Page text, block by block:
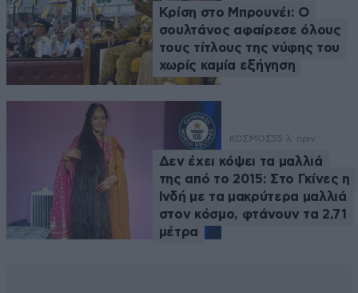
Κρίση στο Μπρουνέι: Ο
σουλτάνος αφαίρεσε όλους
τους τίτλους της νύφης του
χωρίς καμία εξήγηση
ΚΟΣΜΟΣ55 λ. πριν
Δεν έχει κόψει τα μαλλιά
της από το 2015: Στο Γκίνες η
Ινδή με τα μακρύτερα μαλλιά
στον κόσμο, φτάνουν τα 2,71
μέτρα